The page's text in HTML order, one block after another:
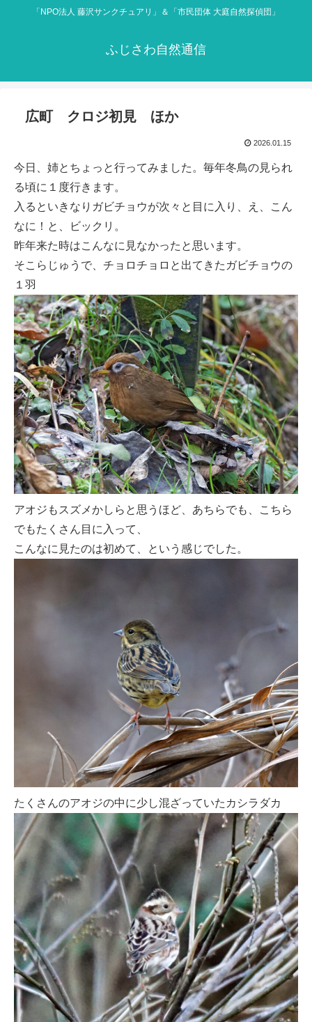
「NPO法人 藤沢サンクチュアリ」＆「市民団体 大庭自然探偵団」
ふじさわ自然通信
広町 クロジ初見 ほか
2026.01.15
今日、姉とちょっと行ってみました。毎年冬鳥の見られ
る頃に１度行きます。
入るといきなりガビチョウが次々と目に入り、え、こん
なに！と、ビックリ。
昨年来た時はこんなに見なかったと思います。
そこらじゅうで、チョロチョロと出てきたガビチョウの
１羽
アオジもスズメかしらと思うほど、あちらでも、こちら
でもたくさん目に入って、
こんなに見たのは初めて、という感じでした。
たくさんのアオジの中に少し混ざっていたカシラダカ